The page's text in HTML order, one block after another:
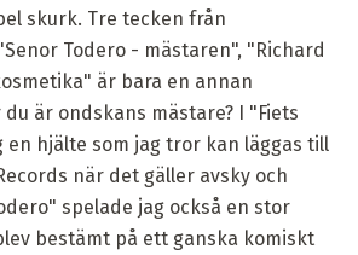
skurk. Tre tecken från
Todero - mästaren", "Richard
är bara en annan
är ondskans mästare? I "Fiets
en hjälte som jag tror kan läggas till
när det gäller avsky och
spelade jag också en stor
bestämt på ett ganska komiskt